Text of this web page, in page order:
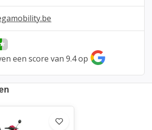
een score van 9.4 op